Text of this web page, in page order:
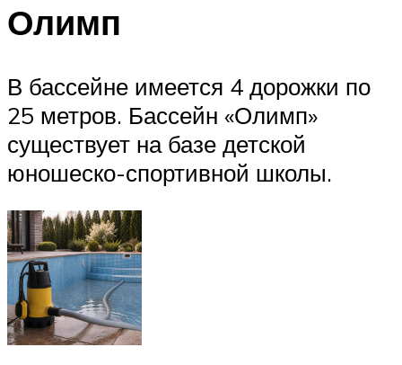
Олимп
В бассейне имеется 4 дорожки по
25 метров. Бассейн «Олимп»
существует на базе детской
юношеско-спортивной школы.